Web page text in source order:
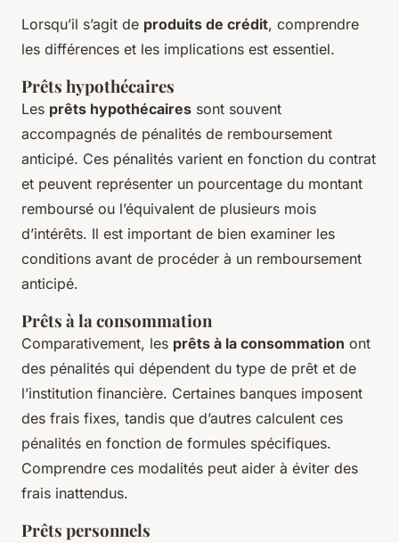
Lorsqu’il s’agit de produits de crédit, comprendre
les différences et les implications est essentiel.
Prêts hypothécaires
Les prêts hypothécaires sont souvent
accompagnés de pénalités de remboursement
anticipé. Ces pénalités varient en fonction du contrat
et peuvent représenter un pourcentage du montant
remboursé ou l’équivalent de plusieurs mois
d’intérêts. Il est important de bien examiner les
conditions avant de procéder à un remboursement
anticipé.
Prêts à la consommation
Comparativement, les prêts à la consommation ont
des pénalités qui dépendent du type de prêt et de
l’institution financière. Certaines banques imposent
des frais fixes, tandis que d’autres calculent ces
pénalités en fonction de formules spécifiques.
Comprendre ces modalités peut aider à éviter des
frais inattendus.
Prêts personnels